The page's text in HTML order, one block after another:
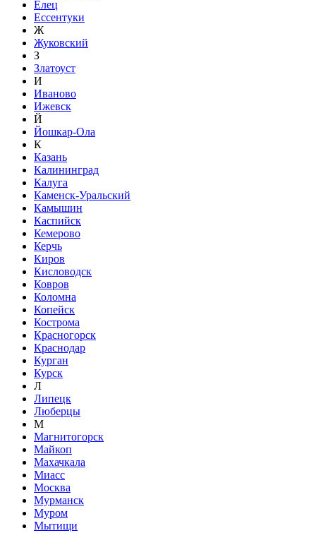
Елец
Ессентуки
Ж
Жуковский
З
Златоуст
И
Иваново
Ижевск
Й
Йошкар-Ола
К
Казань
Калининград
Калуга
Каменск-Уральский
Камышин
Каспийск
Кемерово
Керчь
Киров
Кисловодск
Ковров
Коломна
Копейск
Кострома
Красногорск
Краснодар
Курган
Курск
Л
Липецк
Люберцы
М
Магнитогорск
Майкоп
Махачкала
Миасс
Москва
Мурманск
Муром
Мытищи